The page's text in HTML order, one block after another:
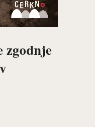
zgodnje